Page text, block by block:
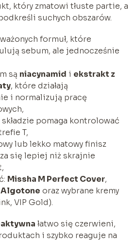
który zmatowi tłuste partie, a
suchych obszarów.
formuł, które
sebum, ale jednocześnie
są niacynamid i ekstrakt z
, które działają
i normalizują pracę
składzie pomaga kontrolować
T,
lub lekko matowy finisz
się lepiej niż skrajnie
Missha M Perfect Cover,
Algotone oraz wybrane kremy
VIP Gold).
łatwo się czerwieni,
i szybko reaguje na